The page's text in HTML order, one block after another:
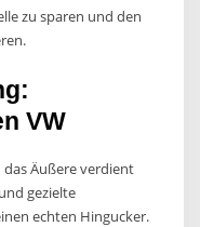
zu sparen und den
VW
das Äußere verdient
gezielte
echten Hingucker.